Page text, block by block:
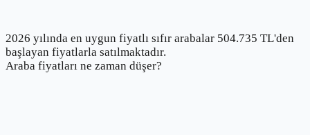
2026 yılında en uygun fiyatlı sıfır arabalar 504.735 TL'den
başlayan fiyatlarla satılmaktadır.
Araba fiyatları ne zaman düşer?